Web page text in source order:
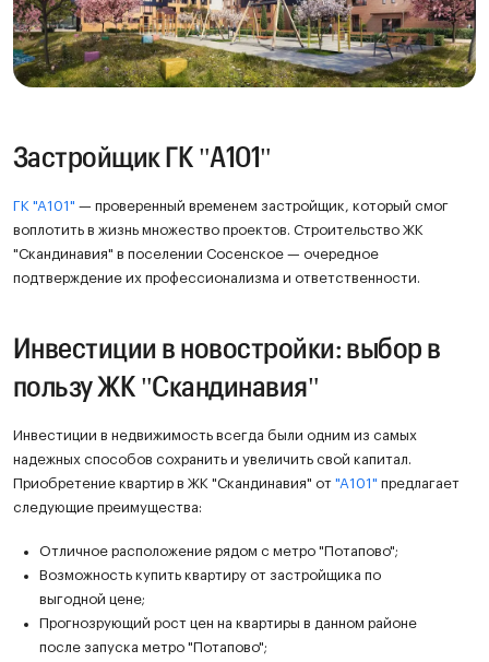
Застройщик ГК "А101"
ГК "А101" — проверенный временем застройщик, который смог
воплотить в жизнь множество проектов. Строительство ЖК
"Скандинавия" в поселении Сосенское — очередное
подтверждение их профессионализма и ответственности.
Инвестиции в новостройки: выбор в
пользу ЖК "Скандинавия"
Инвестиции в недвижимость всегда были одним из самых
надежных способов сохранить и увеличить свой капитал.
Приобретение квартир в ЖК "Скандинавия" от "А101" предлагает
следующие преимущества:
Отличное расположение рядом с метро "Потапово";
Возможность купить квартиру от застройщика по
выгодной цене;
Прогнозрующий рост цен на квартиры в данном районе
после запуска метро "Потапово";